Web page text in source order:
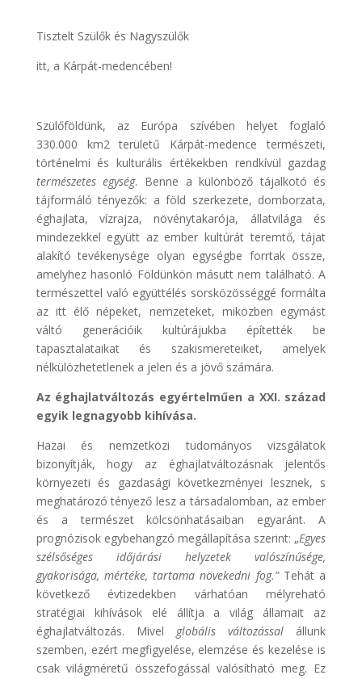
Tisztelt Szülők és Nagyszülők
itt, a Kárpát-medencében!
Szülőföldünk, az Európa szívében helyet foglaló
330.000 km2 területű Kárpát-medence természeti,
történelmi és kulturális értékekben rendkívül gazdag
természetes egység. Benne a különböző tájalkotó és
tájformáló tényezők: a föld szerkezete, domborzata,
éghajlata, vízrajza, növénytakarója, állatvilága és
mindezekkel együtt az ember kultúrát teremtő, tájat
alakító tevékenysége olyan egységbe forrtak össze,
amelyhez hasonló Földünkön másutt nem található. A
természettel való együttélés sorsközösséggé formálta
az itt élő népeket, nemzeteket, miközben egymást
váltó generációik kultúrájukba építették be
tapasztalataikat és szakismereteiket, amelyek
nélkülözhetetlenek a jelen és a jövő számára.
Az éghajlatváltozás egyértelműen a XXI. század
egyik legnagyobb kihívása.
Hazai és nemzetközi tudományos vizsgálatok
bizonyítják, hogy az éghajlatváltozásnak jelentős
környezeti és gazdasági következményei lesznek, s
meghatározó tényező lesz a társadalomban, az ember
és a természet kölcsönhatásaiban egyaránt. A
prognózisok egybehangzó megállapítása szerint: „Egyes
szélsőséges időjárási helyzetek valószínűsége,
gyakorisága, mértéke, tartama növekedni fog.” Tehát a
következő évtizedekben várhatóan mélyreható
stratégiai kihívások elé állítja a világ államait az
éghajlatváltozás. Mivel globális változással állunk
szemben, ezért megfigyelése, elemzése és kezelése is
csak világméretű összefogással valósítható meg. Ez